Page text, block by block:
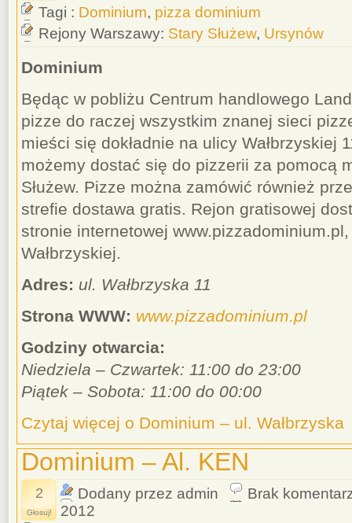
Tagi : Dominium, pizza dominium
Rejony Warszawy: Stary Służew, Ursynów
Dominium
Będąc w pobliżu Centrum handlowego
pizze do raczej wszystkim znanej sieci
mieści się dokładnie na ulicy Wałbrzyskiej
możemy dostać się do pizzerii za pomocą
Służew‎. Pizze można zamówić również
strefie dostawa gratis. Rejon gratisowej
stronie internetowej
Wałbrzyskiej.
Adres: ul. Wałbrzyska 11
Strona WWW: www.pizzadominium.pl
Godziny otwarcia:
Niedziela – Czwartek: 11:00 do 23:00
Piątek – Sobota: 11:00 do 00:00
Czytaj więcej o Dominium – ul. Wałbrzyska
Dominium – Al. KEN
2
Głosuj!
Dodany przez admin
Brak
2012